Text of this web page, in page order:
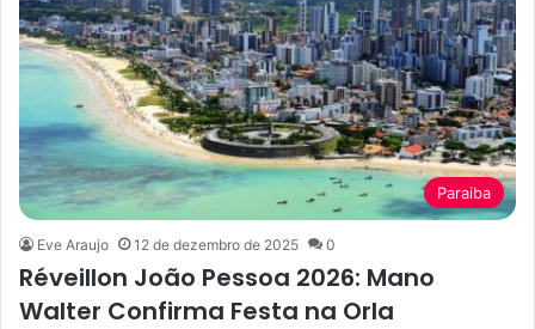
Paraiba
Eve Araujo 12 de dezembro de 2025 0
Réveillon João Pessoa 2026: Mano
Walter Confirma Festa na Orla